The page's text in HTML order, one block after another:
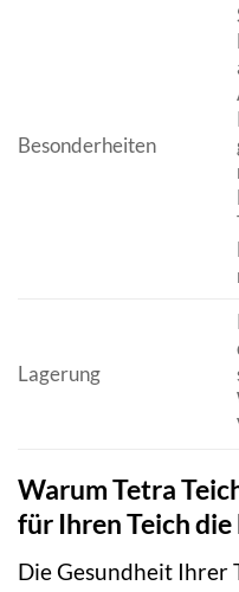
Besonderheiten
Lagerung
Warum Tetra
für Ihren Teich
Die Gesundheit Ihrer